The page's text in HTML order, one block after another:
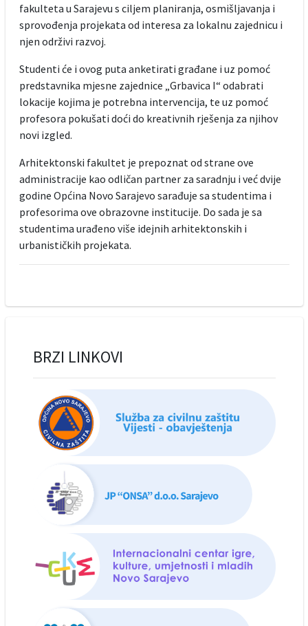
fakulteta u Sarajevu s ciljem planiranja, osmišljavanja i
sprovođenja projekata od interesa za lokalnu zajednicu i
njen održivi razvoj.
Studenti će i ovog puta anketirati građane i uz pomoć
predstavnika mjesne zajednice „Grbavica I“ odabrati
lokacije kojima je potrebna intervencija, te uz pomoć
profesora pokušati doći do kreativnih rješenja za njihov
novi izgled.
Arhitektonski fakultet je prepoznat od strane ove
administracije kao odličan partner za saradnju i već dvije
godine Općina Novo Sarajevo sarađuje sa studentima i
profesorima ove obrazovne institucije. Do sada je sa
studentima urađeno više idejnih arhitektonskih i
urbanističkih projekata.
BRZI LINKOVI